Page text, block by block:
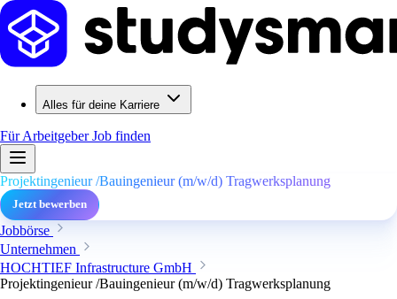
Alles für deine Karriere
Für ArbeitgeberJob finden
Projektingenieur /Bauingenieur (m/w/d) Tragwerksplanung
Jetzt bewerben
Jobbörse
Unternehmen
HOCHTIEF Infrastructure GmbH
Projektingenieur /Bauingenieur (m/w/d) Tragwerksplanung